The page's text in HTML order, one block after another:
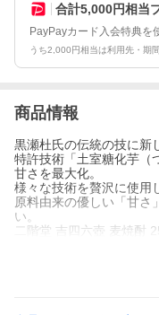
合計5,000円相当
PayPayカード入会特典を
うち2,000円相当は利用先・期
商品情報
黒瀬杜氏の伝統の技に新
特許技術「土室糖化芋（
甘さを最大化。
様々な技術を贅沢に使用
原料由来の優しい「甘さ
い。
二階堂 吉四六壺 麦焼酎